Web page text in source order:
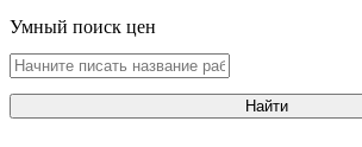
Умный поиск цен
Найти